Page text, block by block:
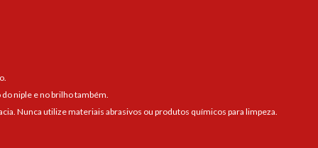
niple e no brilho também.
Nunca utilize materiais abrasivos ou produtos químicos para limpeza.